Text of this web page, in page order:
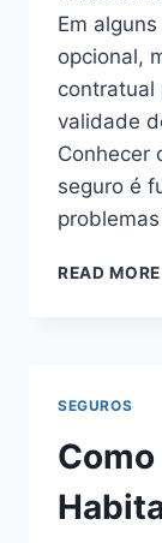
Em
opcional,
contratual
validade
Conhecer
seguro é
READ MORE
SEGUROS